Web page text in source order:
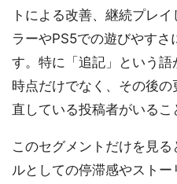
トによる改善、継続プレ
ラーやPS5での遊びやすさ
す。特に「追記」という
時点だけでなく、その後
直している投稿者がいるこ
このセグメントだけを見
ルとしての停滞感やスト